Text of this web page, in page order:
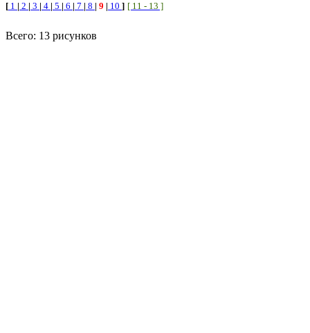
[ 1 | 2 | 3 | 4 | 5 | 6 | 7 | 8 | 9 | 10 ] [ 11 - 13 ]
Всего: 13 рисунков